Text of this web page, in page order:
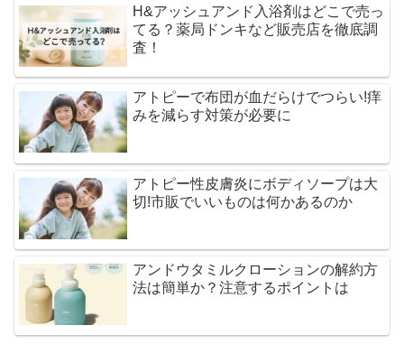
H&アッシュアンド入浴剤はどこで売っ
てる？薬局ドンキなど販売店を徹底調
査！
アトピーで布団が血だらけでつらい!痒
みを減らす対策が必要に
アトピー性皮膚炎にボディソープは大
切!市販でいいものは何かあるのか
アンドウタミルクローションの解約方
法は簡単か？注意するポイントは